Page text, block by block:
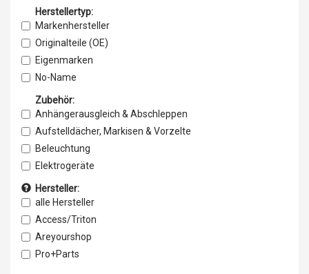
Lieferant
Vertrieb
Service & Wartung
Importeur
Exporteur
Einzelhandel
Grosshandel
Herstellertyp:
Markenhersteller
Originalteile (OE)
Eigenmarken
No-Name
Zubehör:
Anhängerausgleich & Abschleppen
Aufstelldächer, Markisen & Vorzelte
Beleuchtung
Elektrogeräte
Energieversorgung, Generatoren & Teile
Fenster, Luken, Lüfter & Zubehör
Gassysteme
Klima- & Heizungsanlagen
Möbel & Umbaukits
Hersteller:
alle Hersteller
Access/Triton
Areyourshop
Pro+Parts